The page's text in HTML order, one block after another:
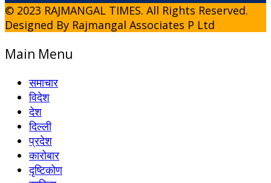
© 2023 RAJMANGAL TIMES. All Rights Reserved.
Designed By Rajmangal Associates P Ltd
Main Menu
समाचार
विदेश
देश
दिल्ली
प्रदेश
कारोबार
दृष्टिकोण